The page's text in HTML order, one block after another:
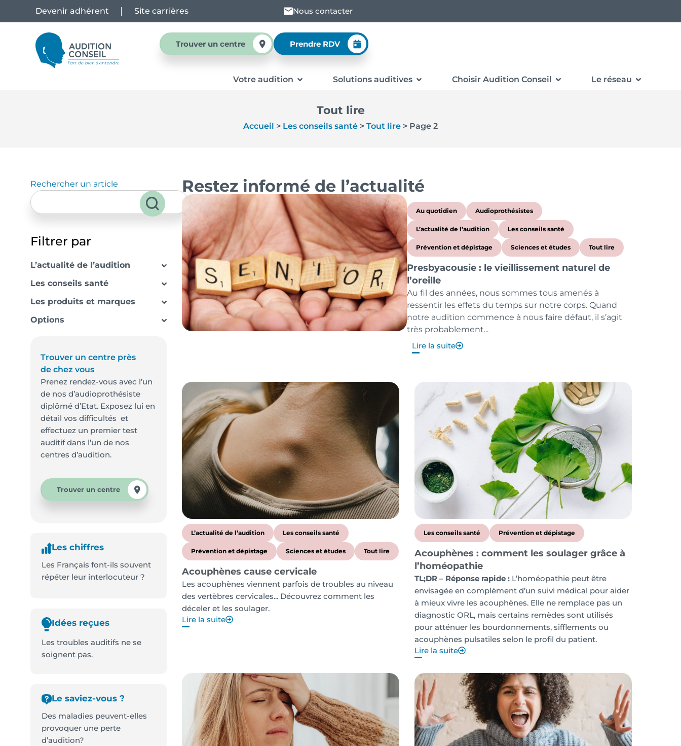
Devenir adhérent Site carrières Nous contacter
Trouver un centre Prendre RDV
Votre audition Solutions auditives Choisir Audition Conseil Le réseau
Tout lire
Accueil > Les conseils santé > Tout lire > Page 2
Rechercher un article
Filtrer par
L’actualité de l’audition
Les conseils santé
Les produits et marques
Options
Trouver un centre près
de chez vous
Prenez rendez-vous avec l’un
de nos d’audioprothésiste
diplômé d’Etat. Exposez lui en
détail vos difficultés et
effectuez un premier test
auditif dans l’un de nos
centres d’audition.
Trouver un centre
Les chiffres
Les Français font-ils souvent
répéter leur interlocuteur ?
Idées reçues
Les troubles auditifs ne se
soignent pas.
Le saviez-vous ?
Des maladies peuvent-elles
provoquer une perte
d’audition?
Restez informé de l’actualité
Au quotidien Audioprothésistes
L’actualité de l’audition Les conseils santé
Prévention et dépistage Sciences et études Tout lire
Presbyacousie : le vieillissement naturel de
l’oreille
Au fil des années, nous sommes tous amenés à
ressentir les effets du temps sur notre corps. Quand
notre audition commence à nous faire défaut, il s’agit
très probablement...
Lire la suite
L’actualité de l’audition Les conseils santé
Prévention et dépistage Sciences et études Tout lire
Acouphènes cause cervicale
Les acouphènes viennent parfois de troubles au niveau
des vertèbres cervicales... Découvrez comment les
déceler et les soulager.
Lire la suite
Les conseils santé Prévention et dépistage
Acouphènes : comment les soulager grâce à
l’homéopathie
TL;DR – Réponse rapide : L’homéopathie peut être
envisagée en complément d’un suivi médical pour aider
à mieux vivre les acouphènes. Elle ne remplace pas un
diagnostic ORL, mais certains remèdes sont utilisés
pour atténuer les bourdonnements, sifflements ou
acouphènes pulsatiles selon le profil du patient.
Lire la suite